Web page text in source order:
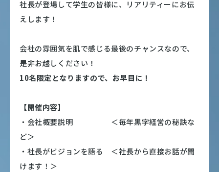
社長が登場して学生の皆様に、リアリティーにお伝
えします！
会社の雰囲気を肌で感じる最後のチャンスなので、
是非お越しください！
10名限定となりますので、お早目に！
【開催内容】
・会社概要説明 ＜毎年黒字経営の秘訣な
ど＞
・社長がビジョンを語る ＜社長から直接お話が聞
けます！＞